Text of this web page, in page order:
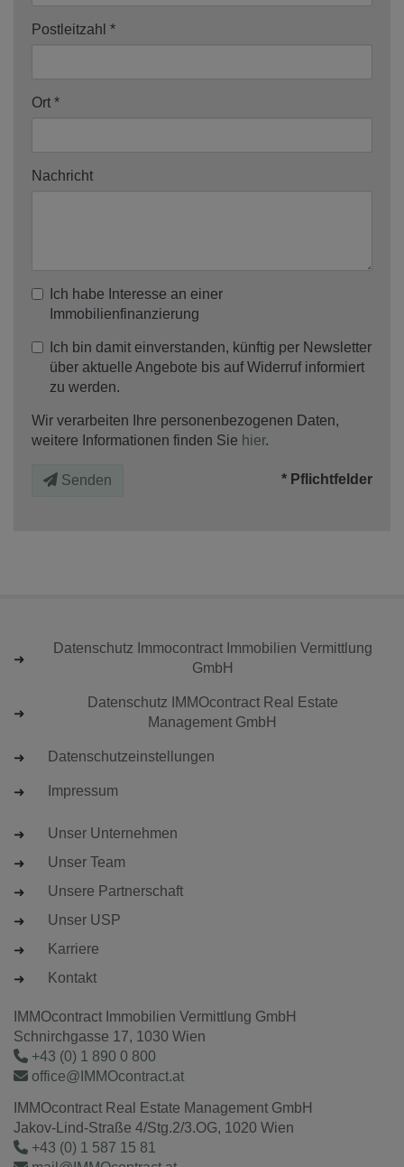
Postleitzahl
Ort
Nachricht
Ich habe Interesse an einer
Immobilienfinanzierung
Ich bin damit einverstanden, künftig per Newsletter
über aktuelle Angebote bis auf Widerruf informiert
zu werden.
Wir verarbeiten Ihre personenbezogenen Daten,
weitere Informationen finden Sie hier.
Senden * Pflichtfelder
Datenschutz Immocontract Immobilien Vermittlung
GmbH
Datenschutz IMMOcontract Real Estate
Management GmbH
Datenschutzeinstellungen
Impressum
Unser Unternehmen
Unser Team
Unsere Partnerschaft
Unser USP
Karriere
Kontakt
IMMOcontract Immobilien Vermittlung GmbH
Schnirchgasse 17, 1030 Wien
+43 (0) 1 890 0 800
office@IMMOcontract.at
IMMOcontract Real Estate Management GmbH
Jakov-Lind-Straße 4/Stg.2/3.OG, 1020 Wien
+43 (0) 1 587 15 81